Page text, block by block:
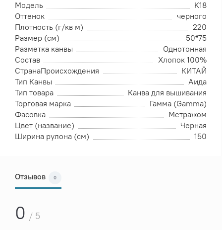
Модель
K18
Оттенок
черного
Плотность (г/кв м)
220
Размер (см)
50*75
Разметка канвы
Однотонная
Состав
Хлопок 100%
СтранаПроисхождения
КИТАЙ
Тип Канвы
Аида
Тип товара
Канва для вышивания
Торговая марка
Гамма (Gamma)
Фасовка
Метражом
Цвет (название)
Черная
Ширина рулона (см)
150
Отзывов 0
0 / 5